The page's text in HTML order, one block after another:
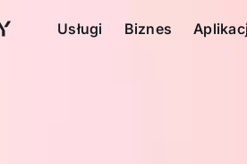
Usługi Biznes